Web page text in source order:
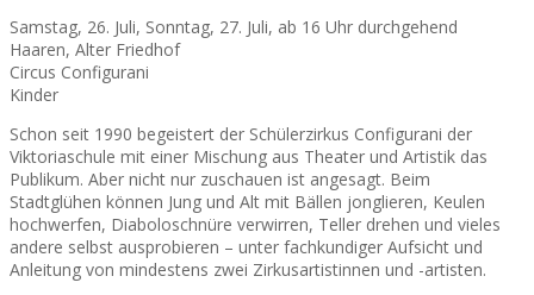
Samstag, 26. Juli, Sonntag, 27. Juli, ab 16 Uhr durchgehend
Haaren, Alter Friedhof
Circus Configurani
Kinder
Schon seit 1990 begeistert der Schülerzirkus Configurani der
Viktoriaschule mit einer Mischung aus Theater und Artistik das
Publikum. Aber nicht nur zuschauen ist angesagt. Beim
Stadtglühen können Jung und Alt mit Bällen jonglieren, Keulen
hochwerfen, Diaboloschnüre verwirren, Teller drehen und vieles
andere selbst ausprobieren – unter fachkundiger Aufsicht und
Anleitung von mindestens zwei Zirkusartistinnen und -artisten.